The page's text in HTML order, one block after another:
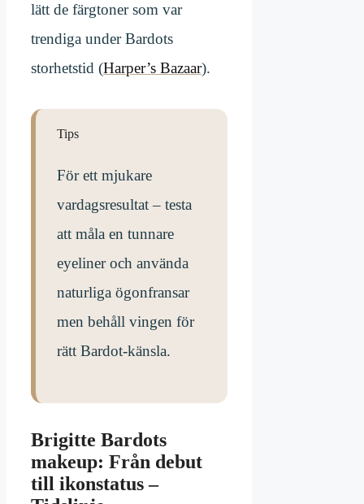
lätt de färgtoner som var
trendiga under Bardots
storhetstid (Harper’s Bazaar).
Tips
För ett mjukare
vardagsresultat – testa
att måla en tunnare
eyeliner och använda
naturliga ögonfransar
men behåll vingen för
rätt Bardot-känsla.
Brigitte Bardots
makeup: Från debut
till ikonstatus –